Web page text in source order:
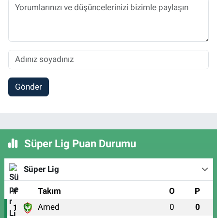
Gönder
Süper Lig Puan Durumu
Süper Lig
# Takım O P
1 Amed 0 0